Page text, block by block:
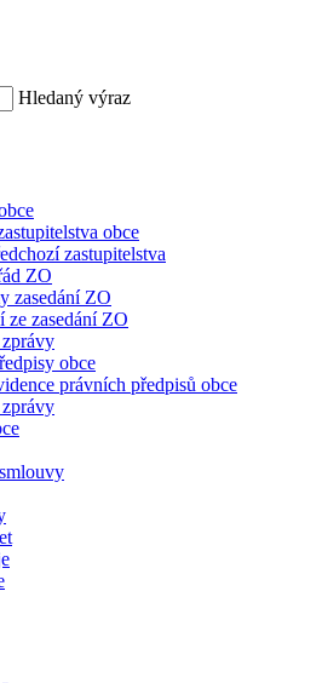
Hledaný výraz
obce
zastupitelstva
ZO
zasedání ZO
ze zasedání ZO
obce
právních předpisů obce